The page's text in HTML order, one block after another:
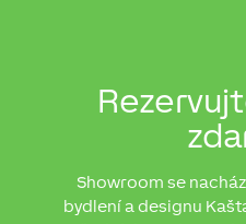
Showroom se
bydlení a designu